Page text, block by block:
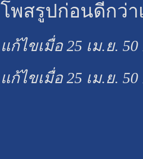
โพสรูปก่อนดีกว่า
แก้ไขเมื่อ 25 เม.ย. 50
แก้ไขเมื่อ 25 เม.ย. 50